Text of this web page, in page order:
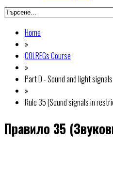
Home
»
COLREGs Course
»
Part D - Sound and light signals
»
Rule 35 (Sound signals in
Правило 35